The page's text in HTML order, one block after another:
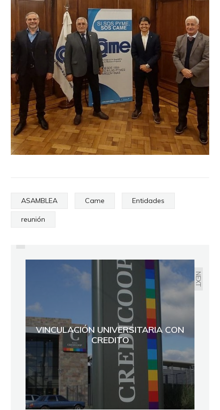
ASAMBLEA Came Entidades
reunión
PREVIOUS
COMPETENCIA PYME
NEXT
VINCULACIÓN UNIVERSITARIA CON
CREDITO